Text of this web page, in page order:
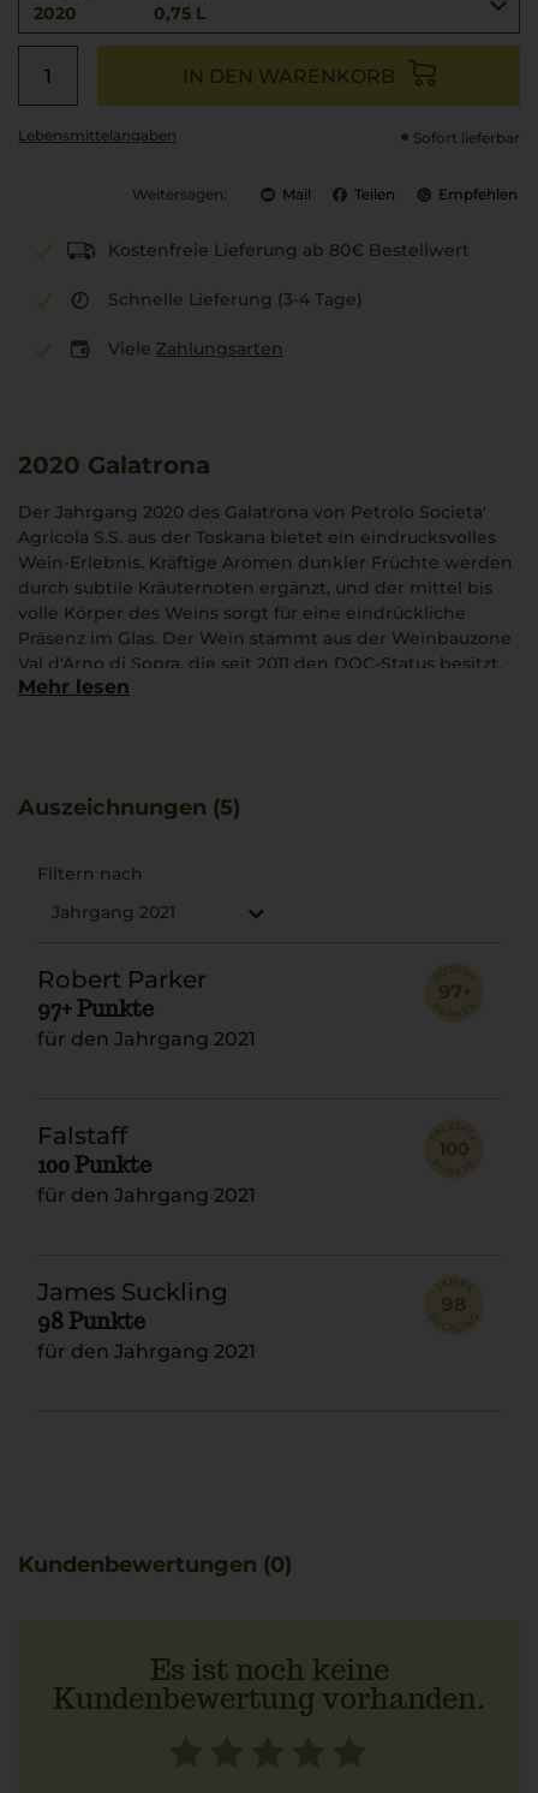
2020 0,75 L
IN DEN WARENKORB
Lebensmittel­angaben Sofort lieferbar
Weitersagen: Mail Teilen Empfehlen
Kostenfreie Lieferung ab 80€ Bestellwert
Schnelle Lieferung (3-4 Tage)
Viele Zahlungsarten
2020 Galatrona
Der Jahrgang 2020 des Galatrona von Petrolo Societa'
Agricola S.S. aus der Toskana bietet ein eindrucksvolles
Wein-Erlebnis. Kräftige Aromen dunkler Früchte werden
durch subtile Kräuternoten ergänzt, und der mittel bis
volle Körper des Weins sorgt für eine eindrückliche
Präsenz im Glas. Der Wein stammt aus der Weinbauzone
Val d'Arno di Sopra, die seit 2011 den DOC-Status besitzt.
Der 100% Merlot sorgt für ein unvergessliches
Mehr lesen
Auszeichnungen (5)
Filtern nach
Jahrgang 2021
Robert Parker
97+ Punkte
für den Jahrgang 2021
Falstaff
100 Punkte
für den Jahrgang 2021
James Suckling
98 Punkte
für den Jahrgang 2021
Kundenbewertungen (0)
Es ist noch keine
Kundenbewertung vorhanden.